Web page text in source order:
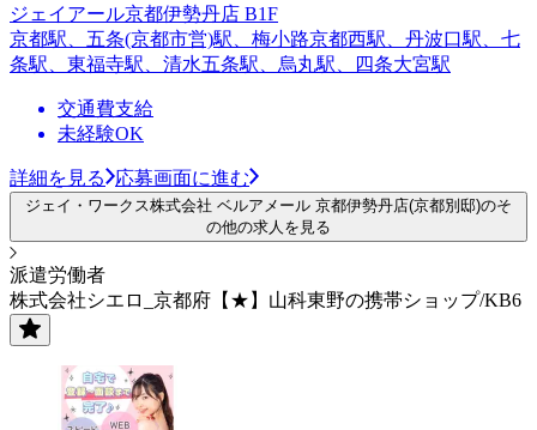
ジェイアール京都伊勢丹店 B1F
京都駅、五条(京都市営)駅、梅小路京都西駅、丹波口駅、七
条駅、東福寺駅、清水五条駅、烏丸駅、四条大宮駅
交通費支給
未経験OK
詳細を見る 応募画面に進む
ジェイ・ワークス株式会社 ベルアメール 京都伊勢丹店(京都別邸)のそ
の他の求人を見る
派遣労働者
株式会社シエロ_京都府【★】山科東野の携帯ショップ/KB6